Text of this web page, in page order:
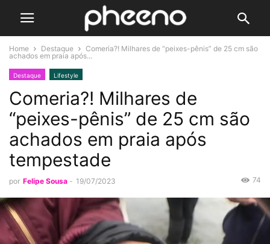
Home Destaque
Comeria?! Milhares de “peixes-pênis” de 25 cm são
achados em praia após...
Destaque Lifestyle
Comeria?! Milhares de
“peixes-pênis” de 25 cm são
achados em praia após
tempestade
por Felipe Sousa - 19/07/2023 74